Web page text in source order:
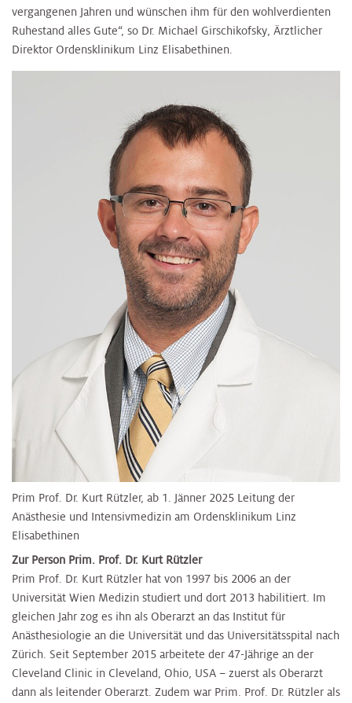
vergangenen Jahren und wünschen ihm für den wohlverdienten
Ruhestand alles Gute“, so Dr. Michael Girschikofsky, Ärztlicher
Direktor Ordensklinikum Linz Elisabethinen.
Prim Prof. Dr. Kurt Rützler, ab 1. Jänner 2025 Leitung der
Anästhesie und Intensivmedizin am Ordensklinikum Linz
Elisabethinen
Zur Person Prim. Prof. Dr. Kurt Rützler
Prim Prof. Dr. Kurt Rützler hat von 1997 bis 2006 an der
Universität Wien Medizin studiert und dort 2013 habilitiert. Im
gleichen Jahr zog es ihn als Oberarzt an das Institut für
Anästhesiologie an die Universität und das Universitätsspital nach
Zürich. Seit September 2015 arbeitete der 47-Jährige an der
Cleveland Clinic in Cleveland, Ohio, USA – zuerst als Oberarzt
dann als leitender Oberarzt. Zudem war Prim. Prof. Dr. Rützler als